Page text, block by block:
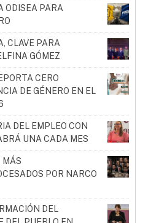
ODISEA PARA
CLAVE PARA
GÓMEZ
CERO
DE GÉNERO EN EL
DEL EMPLEO CON
UNA CADA MES
MÁS
POR NARCO
DEL